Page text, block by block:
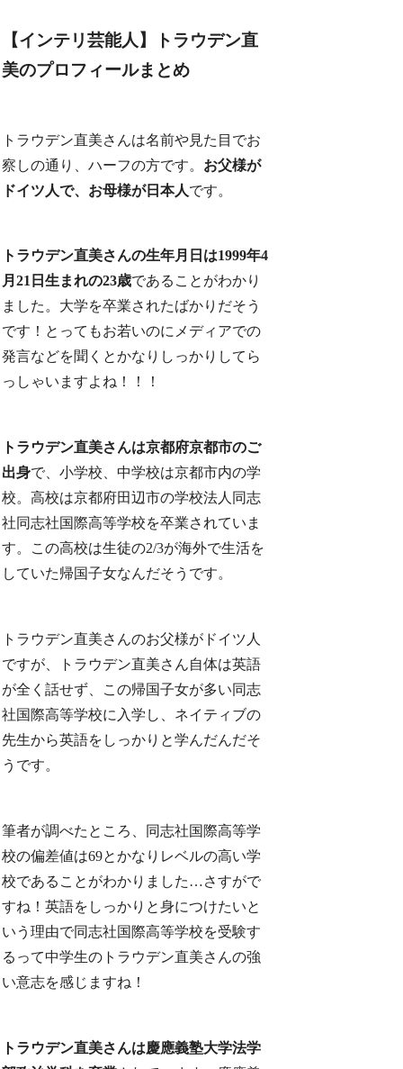
【インテリ芸能人】トラウデン直
美のプロフィールまとめ
トラウデン直美さんは名前や見た目でお
察しの通り、ハーフの方です。 お父様が
ドイツ人で、お母様が日本人です。
トラウデン直美さんの生年月日は1999年4
月21日生まれの23歳であることがわかり
ました。大学を卒業されたばかりだそう
です！とってもお若いのにメディアでの
発言などを聞くとかなりしっかりしてら
っしゃいますよね！！！
トラウデン直美さんは京都府京都市のご
出身で、小学校、中学校は京都市内の学
校。高校は京都府田辺市の学校法人同志
社同志社国際高等学校を卒業されていま
す。この高校は生徒の2/3が海外で生活を
していた帰国子女なんだそうです。
トラウデン直美さんのお父様がドイツ人
ですが、トラウデン直美さん自体は英語
が全く話せず、この帰国子女が多い同志
社国際高等学校に入学し、ネイティブの
先生から英語をしっかりと学んだんだそ
うです。
筆者が調べたところ、同志社国際高等学
校の偏差値は69とかなりレベルの高い学
校であることがわかりました…さすがで
すね！英語をしっかりと身につけたいと
いう理由で同志社国際高等学校を受験す
るって中学生のトラウデン直美さんの強
い意志を感じますね！
トラウデン直美さんは慶應義塾大学法学